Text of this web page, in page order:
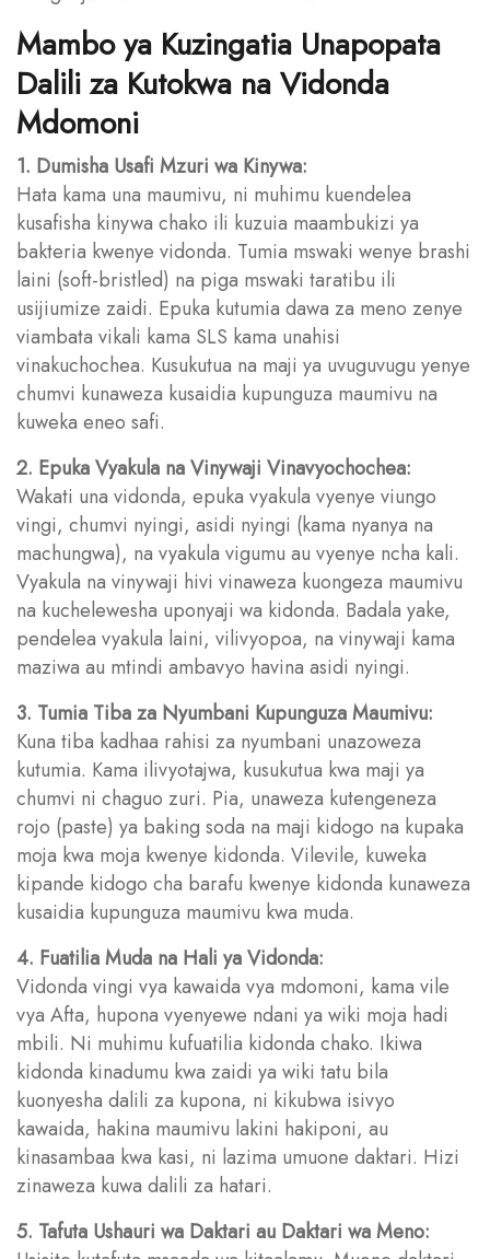
Mambo ya Kuzingatia Unapopata
Dalili za Kutokwa na Vidonda
Mdomoni
1. Dumisha Usafi Mzuri wa Kinywa:
Hata kama una maumivu, ni muhimu kuendelea
kusafisha kinywa chako ili kuzuia maambukizi ya
bakteria kwenye vidonda. Tumia mswaki wenye brashi
laini (soft-bristled) na piga mswaki taratibu ili
usijiumize zaidi. Epuka kutumia dawa za meno zenye
viambata vikali kama SLS kama unahisi
vinakuchochea. Kusukutua na maji ya uvuguvugu yenye
chumvi kunaweza kusaidia kupunguza maumivu na
kuweka eneo safi.
2. Epuka Vyakula na Vinywaji Vinavyochochea:
Wakati una vidonda, epuka vyakula vyenye viungo
vingi, chumvi nyingi, asidi nyingi (kama nyanya na
machungwa), na vyakula vigumu au vyenye ncha kali.
Vyakula na vinywaji hivi vinaweza kuongeza maumivu
na kuchelewesha uponyaji wa kidonda. Badala yake,
pendelea vyakula laini, vilivyopoa, na vinywaji kama
maziwa au mtindi ambavyo havina asidi nyingi.
3. Tumia Tiba za Nyumbani Kupunguza Maumivu:
Kuna tiba kadhaa rahisi za nyumbani unazoweza
kutumia. Kama ilivyotajwa, kusukutua kwa maji ya
chumvi ni chaguo zuri. Pia, unaweza kutengeneza
rojo (paste) ya baking soda na maji kidogo na kupaka
moja kwa moja kwenye kidonda. Vilevile, kuweka
kipande kidogo cha barafu kwenye kidonda kunaweza
kusaidia kupunguza maumivu kwa muda.
4. Fuatilia Muda na Hali ya Vidonda:
Vidonda vingi vya kawaida vya mdomoni, kama vile
vya Afta, hupona vyenyewe ndani ya wiki moja hadi
mbili. Ni muhimu kufuatilia kidonda chako. Ikiwa
kidonda kinadumu kwa zaidi ya wiki tatu bila
kuonyesha dalili za kupona, ni kikubwa isivyo
kawaida, hakina maumivu lakini hakiponi, au
kinasambaa kwa kasi, ni lazima umuone daktari. Hizi
zinaweza kuwa dalili za hatari.
5. Tafuta Ushauri wa Daktari au Daktari wa Meno: